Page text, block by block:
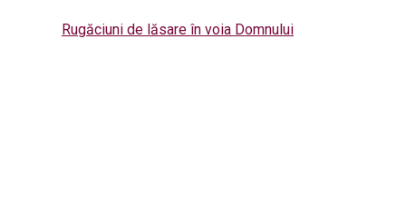
Rugăciuni de lăsare în voia Domnului